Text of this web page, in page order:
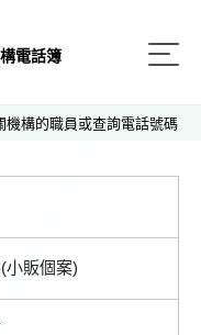
電話簿
構的職員或查詢電話號碼
小販個案)